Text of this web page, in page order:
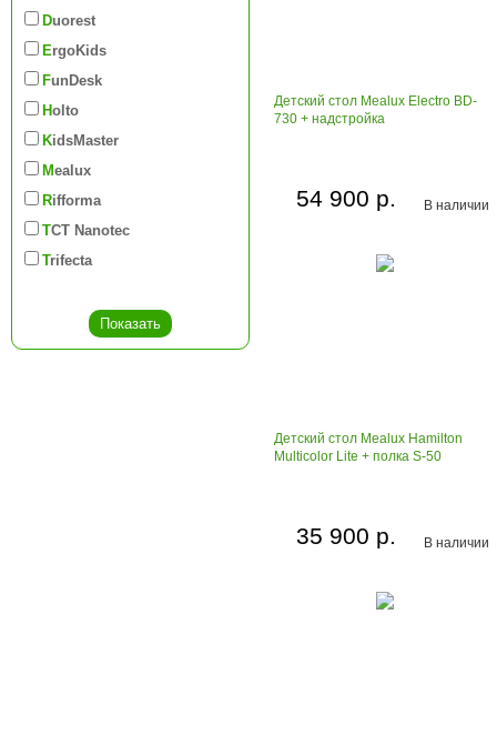
Duorest
ErgoKids
FunDesk
Holto
KidsMaster
Mealux
Rifforma
TCT Nanotec
Trifecta
Детский стол Mealux Electro BD-
730 + надстройка
В наличии
54 900 р.
Детский стол Mealux Hamilton
Multicolor Lite + полка S-50
В наличии
35 900 р.